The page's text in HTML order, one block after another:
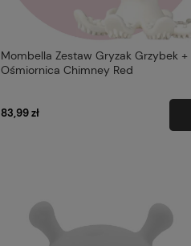
Mombella Zestaw Gryzak Grzybek +
Ośmiornica Chimney Red
83,99 zł